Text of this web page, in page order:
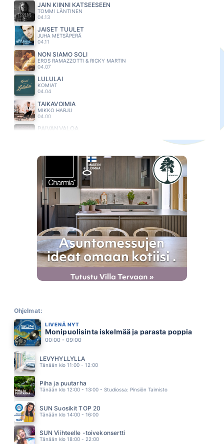
JÄIN KIINNI KATSEESEEN
TOMMI LÄNTINEN
04.13
JAISET TUULET
JUHA METSÄPERÄ
04.11
NON SIAMO SOLI
EROS RAMAZZOTTI & RICKY MARTIN
04.07
LULULAI
KOMIAT
04.04
TAIKAVOIMIA
MIKKO HARJU
04.00
PÄIVÄNVALOA
HEIKKI HELA
ANNAN PALAA VAAN (AI AI AI)
MEIJU SUVAS
03.45
PULSSI
JANNIKA B
PART TIME LOVER
STEVIE WONDER
03.38
SYDÄN JOTA RAKASTAN
JUHA TAPIO
03.34
ENKELIN SILMIN
LUMOTTU APINA
03.27
ALL BOUT THE MONEY
MEJA
03.24
ANSSI KELA
03.16
PELLE MILJOONA
03.11
ULTRA BRA
03.07
Ohjelmat:
LIVENÄ NYT
Monipuolisinta iskelmää ja parasta poppia
00:00 - 09:00
LEVYHYLLYLLÄ
Tänään klo 11:00 - 12:00
Piha ja puutarha
Tänään klo 12:00 - 13:00 - Studiossa: Pinsiön Taimisto
SUN Suosikit TOP 20
Tänään klo 14:00 - 16:00
SUN Viihteelle -toivekonsertti
Tänään klo 18:00 - 22:00